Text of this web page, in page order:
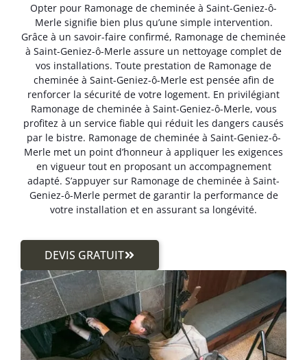
Opter pour Ramonage de cheminée à Saint-Geniez-ô-
Merle signifie bien plus qu’une simple intervention.
Grâce à un savoir-faire confirmé, Ramonage de cheminée
à Saint-Geniez-ô-Merle assure un nettoyage complet de
vos installations. Toute prestation de Ramonage de
cheminée à Saint-Geniez-ô-Merle est pensée afin de
renforcer la sécurité de votre logement. En privilégiant
Ramonage de cheminée à Saint-Geniez-ô-Merle, vous
profitez à un service fiable qui réduit les dangers causés
par le bistre. Ramonage de cheminée à Saint-Geniez-ô-
Merle met un point d’honneur à appliquer les exigences
en vigueur tout en proposant un accompagnement
adapté. S’appuyer sur Ramonage de cheminée à Saint-
Geniez-ô-Merle permet de garantir la performance de
votre installation et en assurant sa longévité.
DEVIS GRATUIT